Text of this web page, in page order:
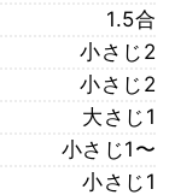
1.5合
小さじ2
小さじ2
大さじ1
小さじ1〜
小さじ1